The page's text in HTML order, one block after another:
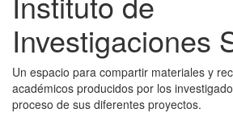
Investigaciones
Un espacio para compartir materiales y
académicos producidos por los
proceso de sus diferentes proyectos.